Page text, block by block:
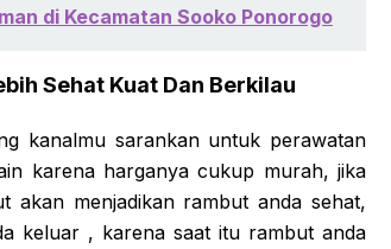
di Kecamatan Sooko Ponorogo
Sehat Kuat Dan Berkilau
kanalmu sarankan untuk perawatan
karena harganya cukup murah, jika
akan menjadikan rambut anda sehat,
keluar , karena saat itu rambut anda